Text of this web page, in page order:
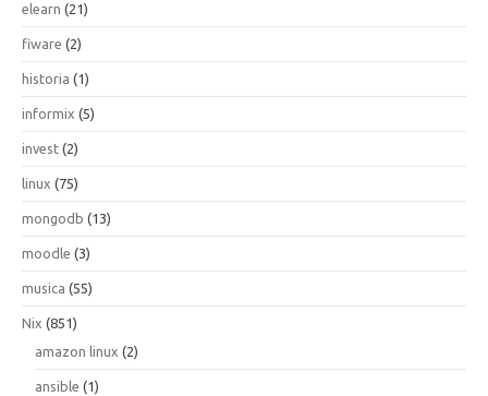
elearn (21)
fiware (2)
historia (1)
informix (5)
invest (2)
linux (75)
mongodb (13)
moodle (3)
musica (55)
Nix (851)
amazon linux (2)
ansible (1)